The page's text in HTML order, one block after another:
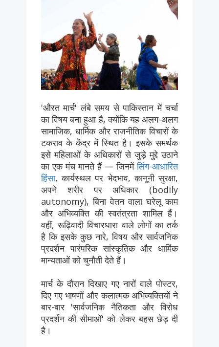
'औरत मार्च' लंबे समय से पाकिस्तान में चर्चा
का विषय बना हुआ है, क्योंकि यह अलग-अलग
सामाजिक, धार्मिक और राजनीतिक विचारों के
टकराव के केंद्र में स्थित है। इसके समर्थक
इसे महिलाओं के अधिकारों से जुड़े मुद्दे उठाने
का एक मंच मानते हैं — जिनमेंलिंग-आधारित
हिंसा, कार्यस्थल पर भेदभाव, कानूनी सुरक्षा,
अपने शरीर पर अधिकार (bodily
autonomy), बिना वेतन वाला घरेलू काम
और अभिव्यक्ति की स्वतंत्रता शामिल हैं।
वहीं, रूढ़िवादी विचारधारा वाले लोगों का तर्क
है कि इसके कुछ नारे, विषय और सार्वजनिक
प्रदर्शन पारंपरिक सांस्कृतिक और धार्मिक
मान्यताओं को चुनौती देते हैं।
मार्च के दौरान दिखाए गए नारों वाले पोस्टर,
दिए गए भाषणों और कलात्मक अभिव्यक्तियों ने
बार-बार 'सार्वजनिक नैतिकता और विरोध
प्रदर्शन की सीमाओं' को लेकर बहस छेड़ दी
है।